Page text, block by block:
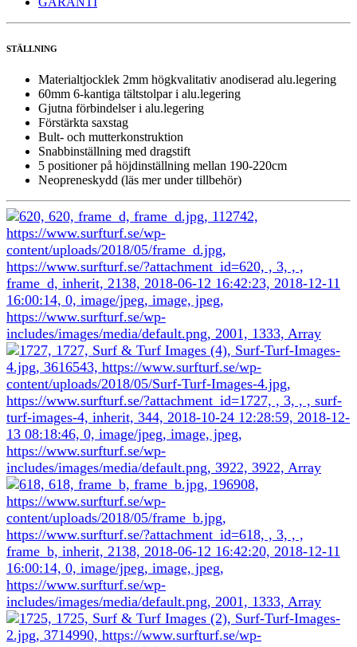
STÄLLNING
Materialtjocklek 2mm högkvalitativ anodiserad alu.legering
60mm 6-kantiga tältstolpar i alu.legering
Gjutna förbindelser i alu.legering
Förstärkta saxstag
Bult- och mutterkonstruktion
Snabbinställning med dragstift
5 positioner på höjdinställning mellan 190-220cm
Neopreneskydd (läs mer under tillbehör)